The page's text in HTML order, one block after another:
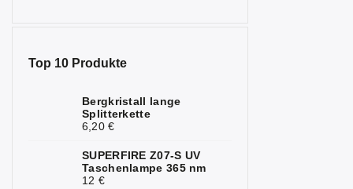
2
Bergkristall
Top 10 Produkte
Bergkristall lange
Splitterkette
6,20 €
SUPERFIRE Z07-S UV
Taschenlampe 365 nm
12 €